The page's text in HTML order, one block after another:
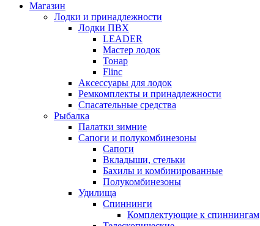
Магазин
Лодки и принадлежности
Лодки ПВХ
LEADER
Мастер лодок
Тонар
Flinc
Аксессуары для лодок
Ремкомплекты и принадлежности
Спасательные средства
Рыбалка
Палатки зимние
Сапоги и полукомбинезоны
Сапоги
Вкладыши, стельки
Бахилы и комбинированные
Полукомбинезоны
Удилища
Спиннинги
Комплектующие к спиннингам